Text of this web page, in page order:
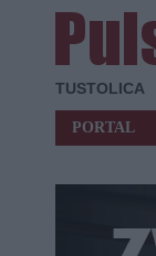
TUSTOLICA
PORTAL